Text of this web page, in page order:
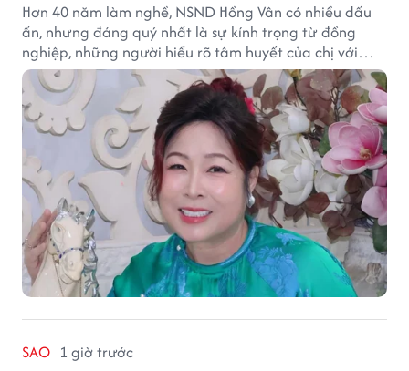
Hơn 40 năm làm nghề, NSND Hồng Vân có nhiều dấu
ấn, nhưng đáng quý nhất là sự kính trọng từ đồng
nghiệp, những người hiểu rõ tâm huyết của chị với
nghệ thuật.
SAO 1 giờ trước